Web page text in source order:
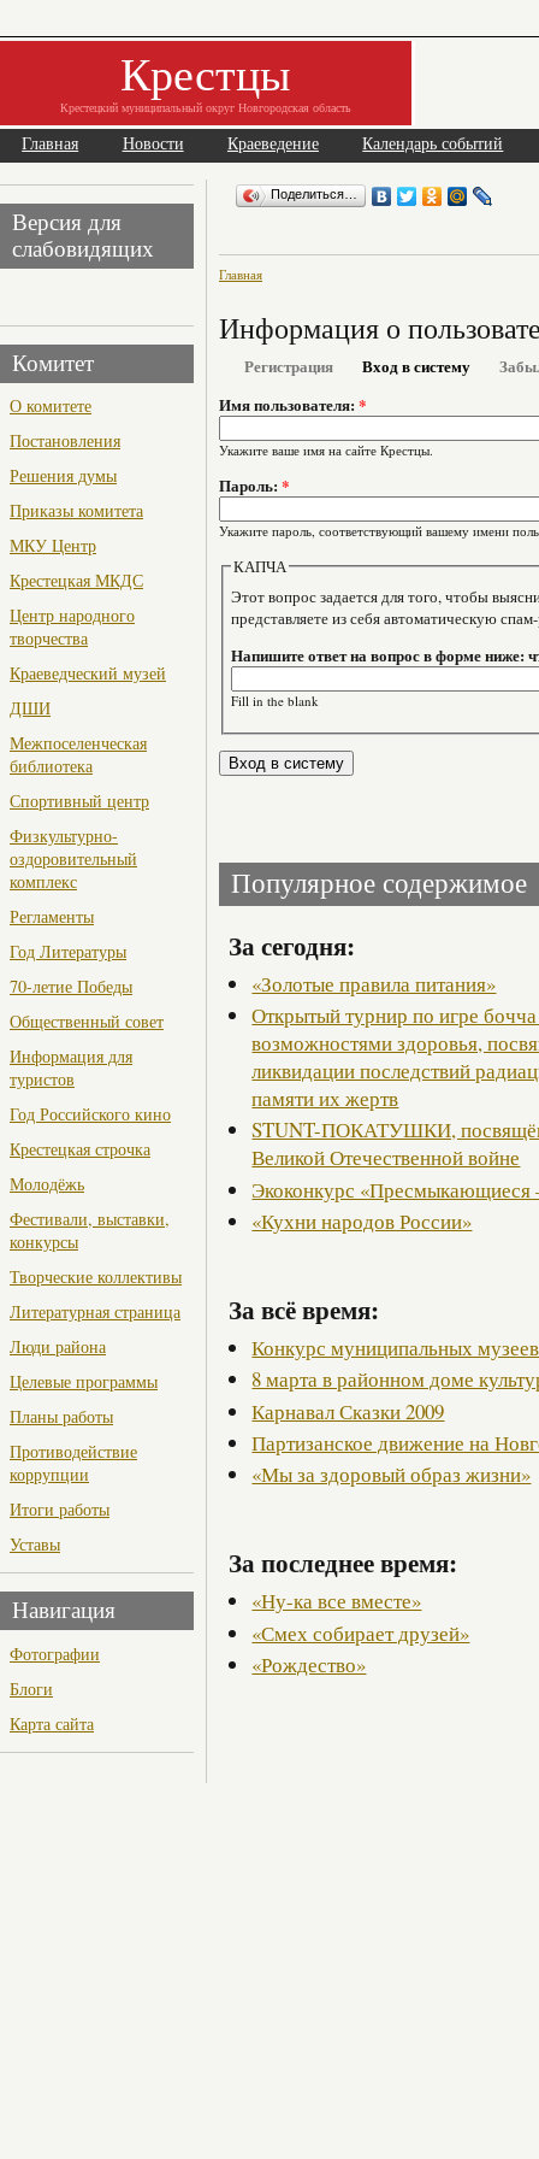
Крестцы
Крестецкий муниципальный округ Новгородская область
Главная Новости Краеведение Календарь событий
Версия для
слабовидящих
Комитет
О комитете
Постановления
Решения думы
Приказы комитета
МКУ Центр
Крестецкая МКДС
Центр народного
творчества
Краеведческий музей
ДШИ
Межпоселенческая
библиотека
Спортивный центр
Физкультурно-
оздоровительный
комплекс
Регламенты
Год Литературы
70-летие Победы
Общественный совет
Информация для
туристов
Год Российского кино
Крестецкая строчка
Молодёжь
Фестивали, выставки,
конкурсы
Творческие коллективы
Литературная страница
Люди района
Целевые программы
Планы работы
Противодействие
коррупции
Итоги работы
Уставы
Навигация
Фотографии
Блоги
Карта сайта
Поделиться…
Главная
Информация о
Регистрация Вход в систему
Имя пользователя: *
Укажите ваше имя на сайте Крестцы.
Пароль: *
Укажите пароль, соответствующий вашему имени
КАПЧА
Этот вопрос задается для того, чтобы выяснить,
представляете из себя автоматическую
Напишите ответ на вопрос в форме ниже:
Fill in the blank
Популярное содержимое
За сегодня:
«Золотые правила питания»
Открытый турнир по игре
возможностями здоровья,
ликвидации последствий
памяти их жертв
STUNT-ПОКАТУШКИ,
Великой Отечественной войне
Экоконкурс «Пресмыкающиеся
«Кухни народов России»
За всё время:
Конкурс муниципальных музеев
8 марта в районном доме
Карнавал Сказки 2009
Партизанское движение на
«Мы за здоровый образ жизни»
За последнее время:
«Ну-ка все вместе»
«Смех собирает друзей»
«Рождество»